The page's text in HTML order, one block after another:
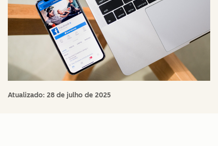
Atualizado: 28 de julho de 2025